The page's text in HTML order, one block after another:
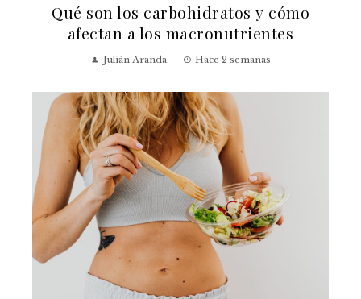
Qué son los carbohidratos y cómo
afectan a los macronutrientes
Julián Aranda Hace 2 semanas